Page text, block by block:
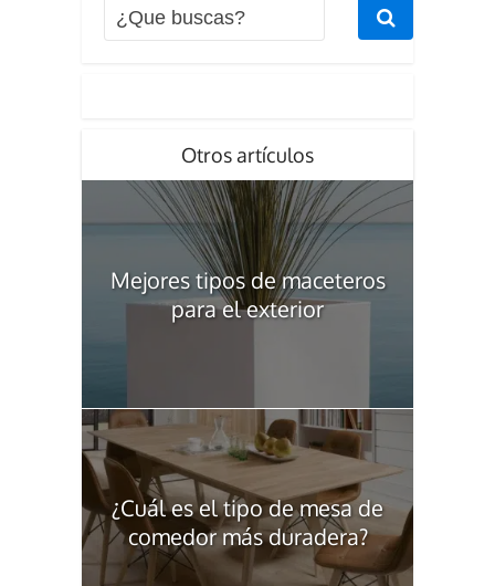
Otros artículos
Mejores tipos de maceteros
para el exterior
¿Cuál es el tipo de mesa de
comedor más duradera?